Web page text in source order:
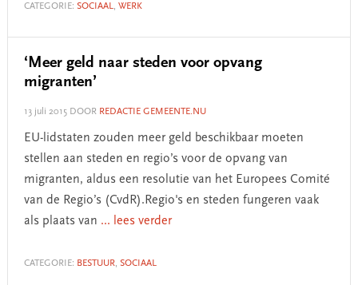
CATEGORIE: SOCIAAL, WERK
‘Meer geld naar steden voor opvang
migranten’
13 juli 2015DOOR REDACTIE GEMEENTE.NU
EU-lidstaten zouden meer geld beschikbaar moeten
stellen aan steden en regio’s voor de opvang van
migranten, aldus een resolutie van het Europees Comité
van de Regio’s (CvdR).Regio's en steden fungeren vaak
als plaats van ... lees verder
CATEGORIE: BESTUUR, SOCIAAL